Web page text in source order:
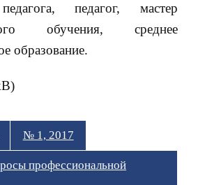
педагог, мастер
обучения, среднее
образование.
№ 1, 2017
профессиональной